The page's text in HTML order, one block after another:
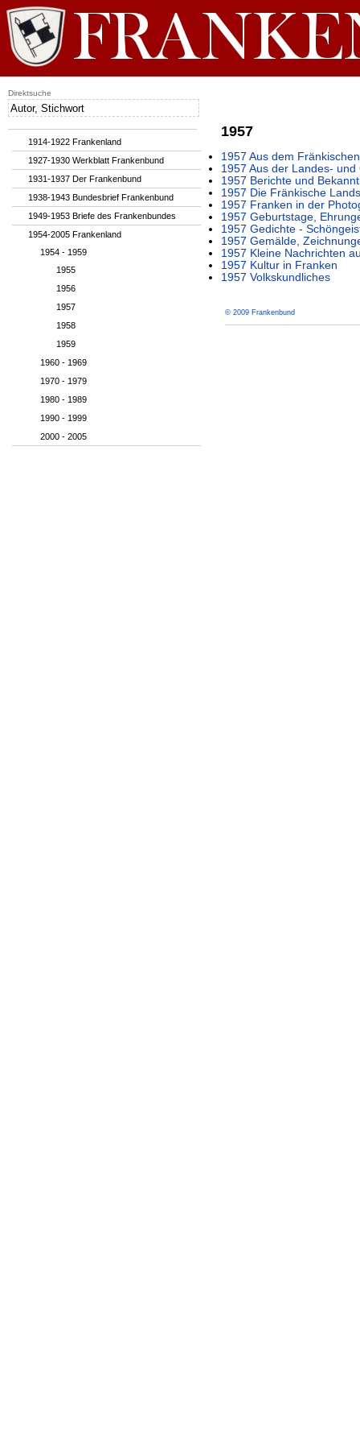
1957
1957 Aus dem
1957 Aus der Landes- und
1957 Berichte und
1957 Die Fränkische
1957 Franken in der
1957 Geburtstage,
1957 Gedichte -
1957 Gemälde,
1957 Kleine Nachrichten
1957 Kultur in Franken
1957 Volkskundliches
© 2009 Frankenbund
1914-1922 Frankenland
1927-1930 Werkblatt Frankenbund
1931-1937 Der Frankenbund
1938-1943 Bundesbrief Frankenbund
1949-1953 Briefe des Frankenbundes
1954-2005 Frankenland
1954 - 1959
1955
1956
1957
1958
1959
1960 - 1969
1970 - 1979
1980 - 1989
1990 - 1999
2000 - 2005
Direktsuche